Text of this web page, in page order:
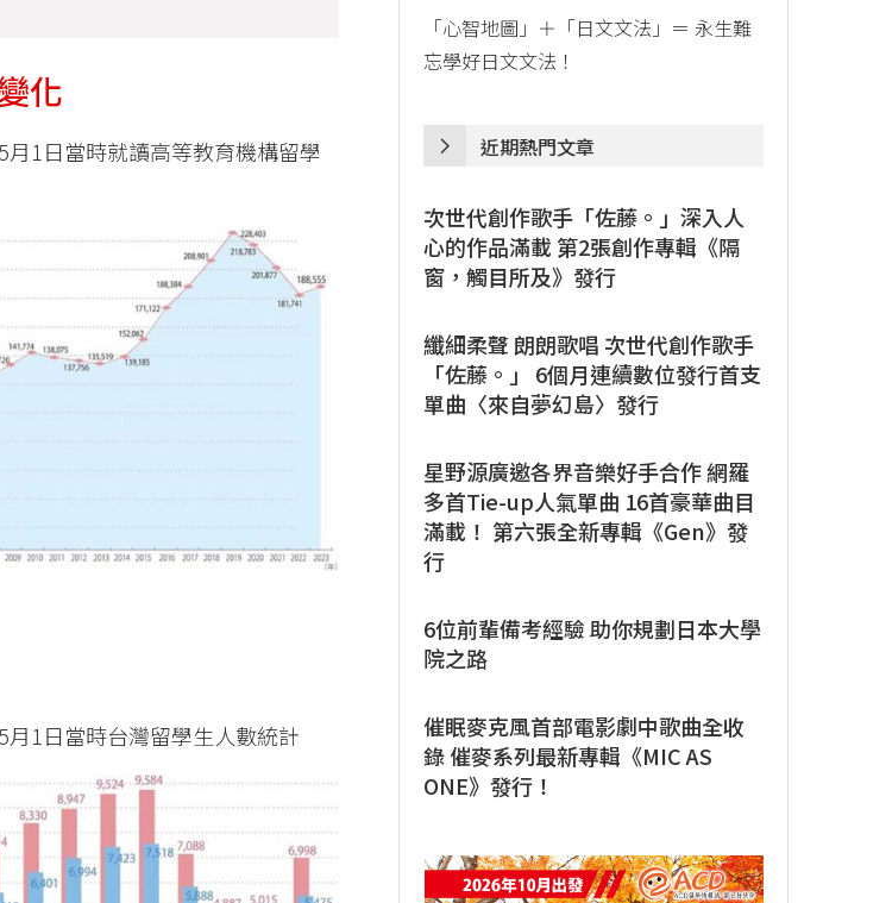
化
1日當時就讀高等教育機構留學
1日當時台灣留學生人數統計
「心智地圖」＋「日文文法」＝ 永生難
忘學好日文文法！
近期熱門文章
次世代創作歌手「佐藤。」深入人
心的作品滿載 第2張創作專輯《隔
窗，觸目所及》發行
纖細柔聲 朗朗歌唱 次世代創作歌手
「佐藤。」 6個月連續數位發行首支
單曲〈來自夢幻島〉發行
星野源廣邀各界音樂好手合作 網羅
多首Tie-up人氣單曲 16首豪華曲目
滿載！ 第六張全新專輯《Gen》發
行
6位前輩備考經驗 助你規劃日本大學
院之路
催眠麥克風首部電影劇中歌曲全收
錄 催麥系列最新專輯《MIC AS
ONE》發行！